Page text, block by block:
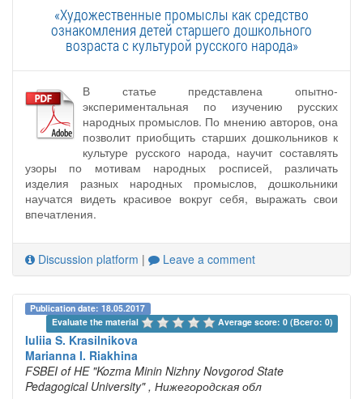
«Художественные промыслы как средство
ознакомления детей старшего дошкольного
возраста с культурой русского народа»
В статье представлена опытно-
экспериментальная по изучению русских
народных промыслов. По мнению авторов, она
позволит приобщить старших дошкольников к
культуре русского народа, научит составлять
узоры по мотивам народных росписей, различать
изделия разных народных промыслов, дошкольники
научатся видеть красивое вокруг себя, выражать свои
впечатления.
Discussion platform | Leave a comment
Publication date: 18.05.2017
Evaluate the material
Average score: 0 (Всего: 0)
Iuliia S. Krasilnikova
Marianna I. Riakhina
FSBEI of HE "Kozma Minin Nizhny Novgorod State
Pedagogical University" , Нижегородская обл